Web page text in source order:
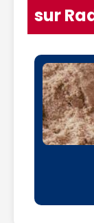
sur